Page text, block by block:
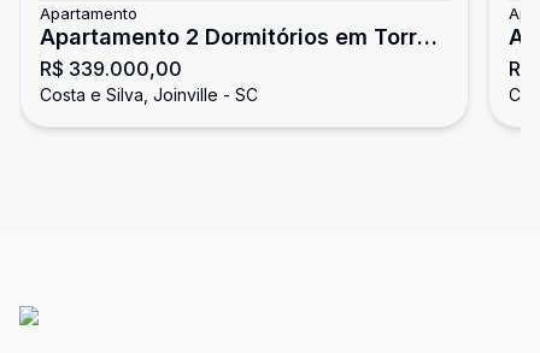
Apartamento
Apartamento 2 Dormitórios em Torre
Única no Costa e Silva
R$ 339.000,00
Costa e Silva, Joinville - SC